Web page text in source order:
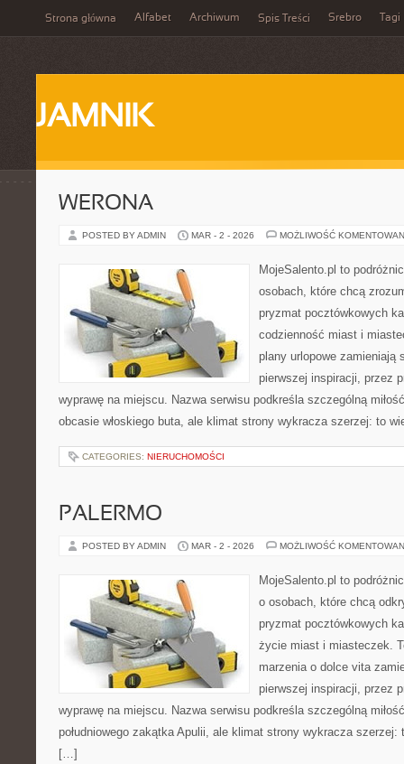
Strona główna Alfabet Archiwum Spis Treści Srebro Tagi
JAMNIK
WERONA
POSTED BY ADMIN MAR - 2 - 2026 MOŻLIWOŚĆ
MojeSalento.pl to
osobach, które chcą
pryzmat pocztówkowych
codzienność miast i
plany urlopowe zamieniają
pierwszej inspiracji, przez
wyprawę na miejscu. Nazwa serwisu podkreśla szczególną
obcasie włoskiego buta, ale klimat strony wykracza szerzej: to
CATEGORIES: NIERUCHOMOŚCI
PALERMO
POSTED BY ADMIN MAR - 2 - 2026 MOŻLIWOŚĆ
MojeSalento.pl to
o osobach, które chcą
pryzmat pocztówkowych
życie miast i miasteczek.
marzenia o dolce vita
pierwszej inspiracji, przez
wyprawę na miejscu. Nazwa serwisu podkreśla szczególną
południowego zakątka Apulii, ale klimat strony wykracza szerzej:
[…]